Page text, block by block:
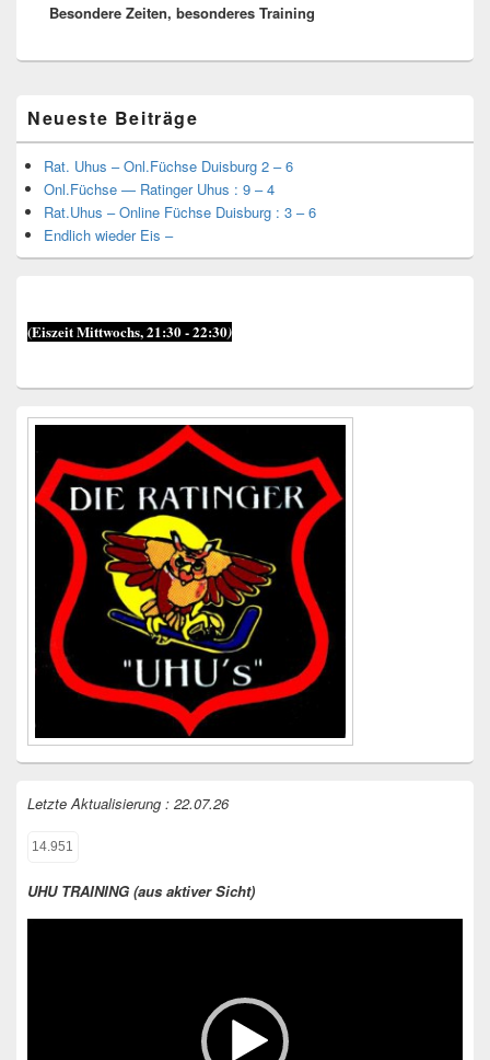
Beitrag:
Besondere Zeiten, besonderes Training
Seitenleisten-
Widgetbereich
Neueste Beiträge
Rat. Uhus – Onl.Füchse Duisburg 2 – 6
Onl.Füchse — Ratinger Uhus : 9 – 4
Rat.Uhus – Online Füchse Duisburg : 3 – 6
Endlich wieder Eis –
(Eiszeit Mittwochs, 21:30 - 22:30)
Letzte Aktualisierung : 22.07.26
14.951
UHU TRAINING (aus aktiver Sicht)